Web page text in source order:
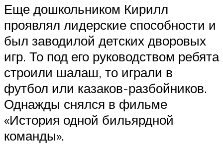
Еще дошкольником Кирилл
проявлял лидерские способности и
был заводилой детских дворовых
игр. То под его руководством ребята
строили шалаш, то играли в
футбол или казаков-разбойников.
Однажды снялся в фильме
«История одной бильярдной
команды».